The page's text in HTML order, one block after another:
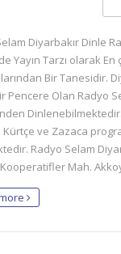
Diyarbakır Dinle
Yayın Tarzı olarak
Bir Tanesidir.
Pencere Olan Radyo
Kürtçe ve Zazaca
Radyo Selam
Mah.